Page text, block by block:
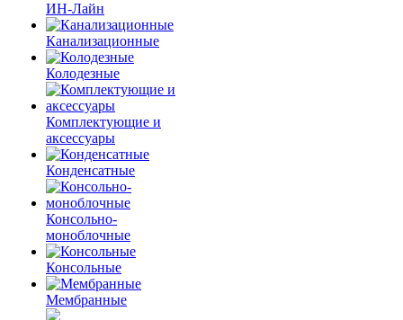
ИН-Лайн
Канализационные
Колодезные
Комплектующие и
аксессуары
Конденсатные
Консольно-
моноблочные
Консольные
Мембранные